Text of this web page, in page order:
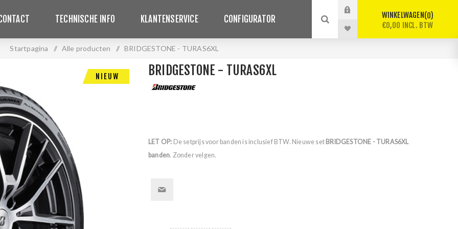
TECHNISCHE INFO KLANTENSERVICE CONFIGURATOR WINKELWAGEN 0
€0,00 INCL. BTW
Startpagina / Alle producten / BRIDGESTONE - TURAS6XL
NIEUW BRIDGESTONE - TURAS6XL
LET OP: De setprijs voor banden is inclusief BTW. Nieuwe set BRIDGESTONE - TURAS6XL
banden. Zonder velgen.